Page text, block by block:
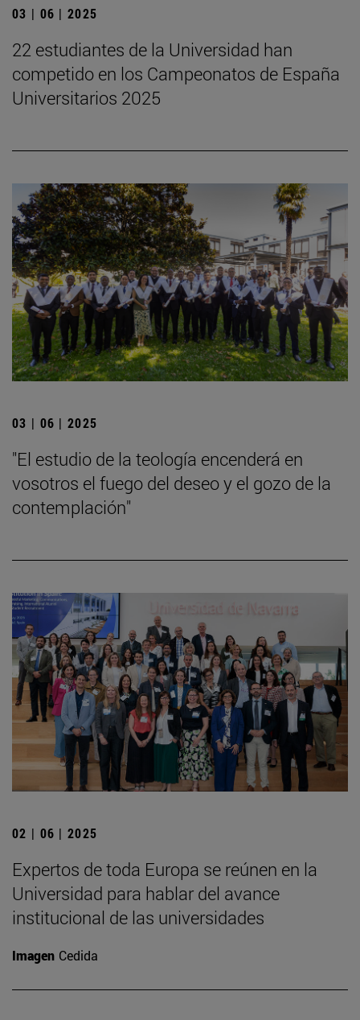
03 | 06 | 2025
22 estudiantes de la Universidad han
competido en los Campeonatos de España
Universitarios 2025
03 | 06 | 2025
"El estudio de la teología encenderá en
vosotros el fuego del deseo y el gozo de la
contemplación"
02 | 06 | 2025
Expertos de toda Europa se reúnen en la
Universidad para hablar del avance
institucional de las universidades
Imagen Cedida